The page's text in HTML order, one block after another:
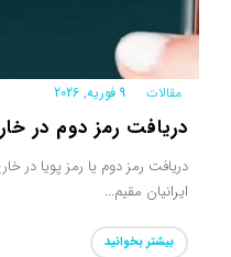
مقالات| 9 فوریه, 2026
دریافت رمز دوم در
دریافت رمز دوم یا رمز پویا در
ایرانیان مقیم...
بیشتر بخوانید